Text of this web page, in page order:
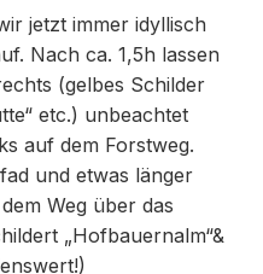
jetzt immer idyllisch
Nach ca. 1,5h lassen
(gelbes Schilder
etc.) unbeachtet
auf dem Forstweg.
und etwas länger
Weg über das
„Hofbauernalm“&